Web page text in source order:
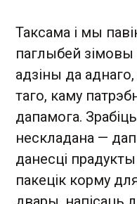
Таксама і мы
паглыбей зімовы
адзіны да
таго, каму
дапамога.
нескладана —
данесці
пакецік корму